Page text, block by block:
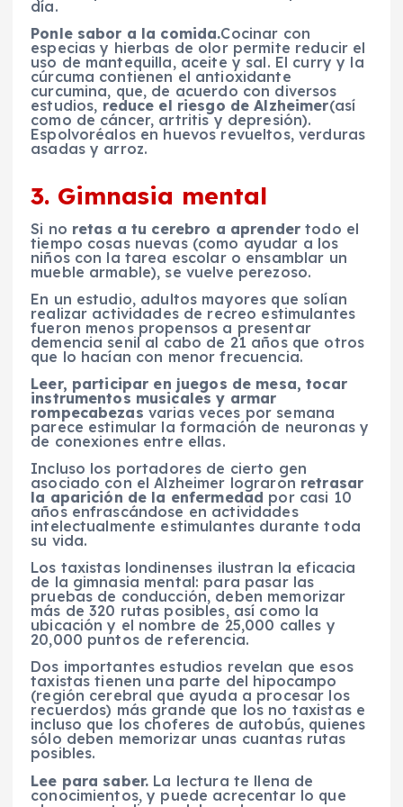
día.
Ponle sabor a la comida.Cocinar con
especias y hierbas de olor permite reducir el
uso de mantequilla, aceite y sal. El curry y la
cúrcuma contienen el antioxidante
curcumina, que, de acuerdo con diversos
estudios, reduce el riesgo de Alzheimer(así
como de cáncer, artritis y depresión).
Espolvoréalos en huevos revueltos, verduras
asadas y arroz.
3. Gimnasia mental
Si no retas a tu cerebro a aprender todo el
tiempo cosas nuevas (como ayudar a los
niños con la tarea escolar o ensamblar un
mueble armable), se vuelve perezoso.
En un estudio, adultos mayores que solían
realizar actividades de recreo estimulantes
fueron menos propensos a presentar
demencia senil al cabo de 21 años que otros
que lo hacían con menor frecuencia.
Leer, participar en juegos de mesa, tocar
instrumentos musicales y armar
rompecabezas varias veces por semana
parece estimular la formación de neuronas y
de conexiones entre ellas.
Incluso los portadores de cierto gen
asociado con el Alzheimer lograron retrasar
la aparición de la enfermedad por casi 10
años enfrascándose en actividades
intelectualmente estimulantes durante toda
su vida.
Los taxistas londinenses ilustran la eficacia
de la gimnasia mental: para pasar las
pruebas de conducción, deben memorizar
más de 320 rutas posibles, así como la
ubicación y el nombre de 25,000 calles y
20,000 puntos de referencia.
Dos importantes estudios revelan que esos
taxistas tienen una parte del hipocampo
(región cerebral que ayuda a procesar los
recuerdos) más grande que los no taxistas e
incluso que los choferes de autobús, quienes
sólo deben memorizar unas cuantas rutas
posibles.
Lee para saber. La lectura te llena de
conocimientos, y puede acrecentar lo que